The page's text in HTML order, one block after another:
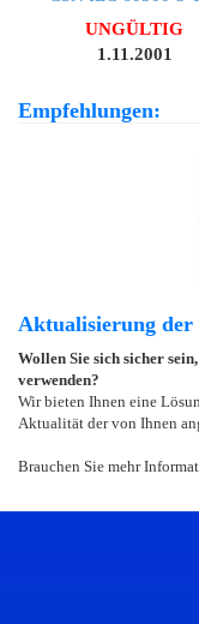
UNGÜLTIG
1.11.2001
Empfehlungen:
Aktualisierung der
Wollen Sie sich sicher
verwenden?
Wir bieten Ihnen eine
Aktualität der von Ihnen
Brauchen Sie mehr